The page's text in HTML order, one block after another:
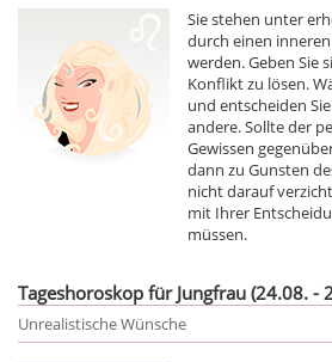
Sie stehen unter
durch einen
werden. Geben Sie
Konflikt zu lösen.
und entscheiden
andere. Sollte der
Gewissen
dann zu Gunsten
nicht darauf
mit Ihrer
müssen.
Tageshoroskop für Jungfrau (24.08. -
Unrealistische Wünsche